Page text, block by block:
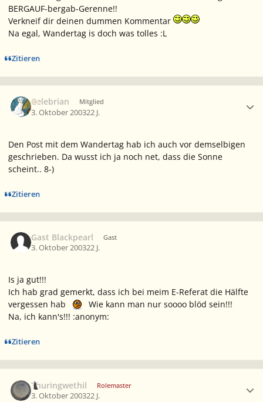
BERGAUF-bergab-Gerenne!!
Verkneif dir deinen dummen Kommentar
Na egal, Wandertag is doch was tolles :L
Zitieren
Celebrian Mitglied
3. Oktober 200322 J.
Den Post mit dem Wandertag hab ich auch vor demselbigen
geschrieben. Da wusst ich ja noch net, dass die Sonne
scheint.. 8-)
Zitieren
Gast Blackpearl Gast
3. Oktober 200322 J.
Is ja gut!!!
Ich hab grad gemerkt, dass ich bei meim E-Referat die Hälfte
vergessen hab
Wie kann man nur soooo blöd sein!!!
Na, ich kann's!!! :anonym:
Zitieren
Thuringwethil Rolemaster
3. Oktober 200322 J.